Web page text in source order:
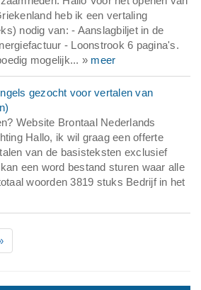
heb ik een vertaling
nodig van: - Aanslagbiljet in de
- Loonstrook 6 pagina's.
mogelijk... » meer
gezocht voor vertalen van
Website Brontaal Nederlands
Hallo, ik wil graag een offerte
van de basisteksten exclusief
een word bestand sturen waar alle
woorden 3819 stuks Bedrijf in het